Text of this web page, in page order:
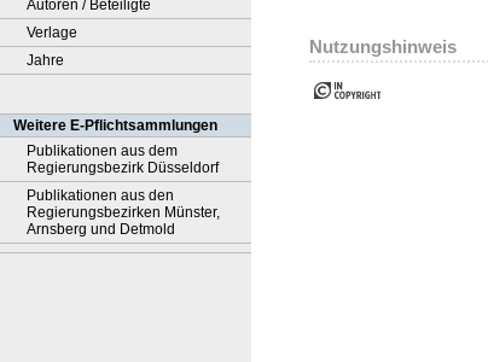
Autoren / Beteiligte
Verlage
Jahre
Weitere E-Pflichtsammlungen
Publikationen aus dem
Regierungsbezirk Düsseldorf
Publikationen aus den
Regierungsbezirken Münster,
Arnsberg und Detmold
Nutzungshinweis